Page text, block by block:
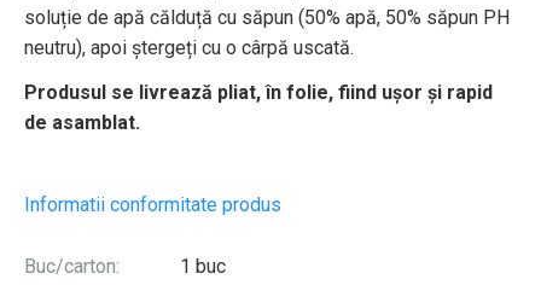
soluție de apă călduță cu săpun (50% apă, 50% săpun PH
neutru), apoi ștergeți cu o cârpă uscată.
Produsul se livrează pliat, în folie, fiind ușor și rapid
de asamblat.
Informatii conformitate produs
Buc/carton: 1 buc